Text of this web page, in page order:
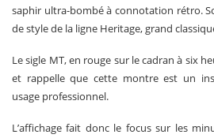
saphir ultra-bombé à connotation rétro.
de style de la ligne Heritage, grand
Le sigle MT, en rouge sur le cadran à six
et rappelle que cette montre est un
usage professionnel.
L’affichage fait donc le focus sur les